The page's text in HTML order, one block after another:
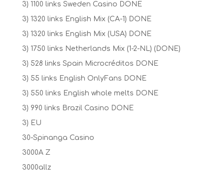
3) 1100 links Sweden Casino DONE
3) 1320 links English Mix (CA-1) DONE
3) 1320 links English Mix (USA) DONE
3) 1750 links Netherlands Mix (1-2-NL) (DONE)
3) 528 links Spain Microcréditos DONE
3) 55 links English OnlyFans DONE
3) 550 links English whole melts DONE
3) 990 links Brazil Casino DONE
3) EU
30-Spinanga Casino
3000A Z
3000allz